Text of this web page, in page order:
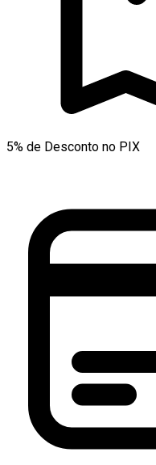
5% de Desconto no PIX